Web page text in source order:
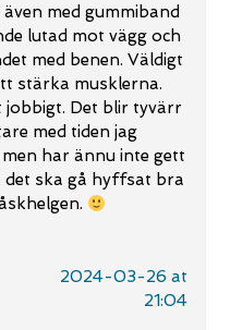
med gummiband
lutad mot vägg och
med benen. Väldigt
stärka musklerna.
jobbigt. Det blir tyvärr
med tiden jag
har ännu inte gett
det ska gå hyffsat bra
2024-03-26 at
21:04